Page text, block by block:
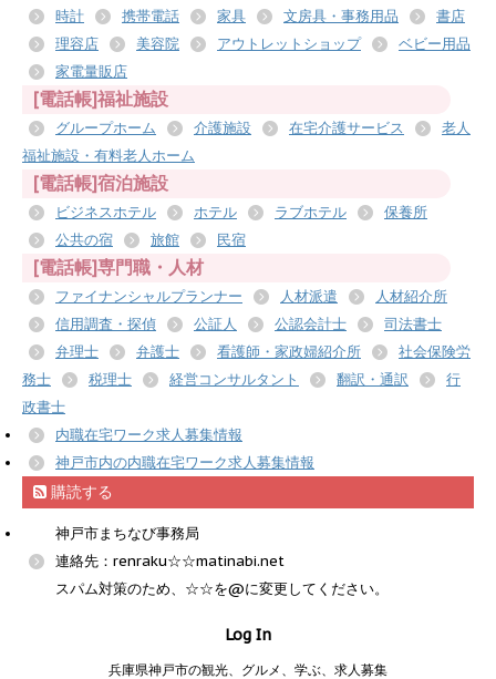
時計
携帯電話 家具 文房具・事務用品
書店
理容店
美容院 アウトレットショップ
ベビー用品
家電量販店
[電話帳]福祉施設
グループホーム 介護施設 在宅介護サービス
老人
福祉施設・有料老人ホーム
[電話帳]宿泊施設
ビジネスホテル ホテル ラブホテル
保養所
公共の宿
旅館 民宿
[電話帳]専門職・人材
ファイナンシャルプランナー 人材派遣
人材紹介所
信用調査・探偵
公証人 公認会計士
司法書士
弁理士
弁護士 看護師・家政婦紹介所
社会保険労
務士
税理士 経営コンサルタント 翻訳・通訳
行
政書士
内職在宅ワーク求人募集情報
神戸市内の内職在宅ワーク求人募集情報
購読する
神戸市まちなび事務局
連絡先：renraku☆☆matinabi.net
スパム対策のため、☆☆を@に変更してください。
Log In
兵庫県神戸市の観光、グルメ、学ぶ、求人募集